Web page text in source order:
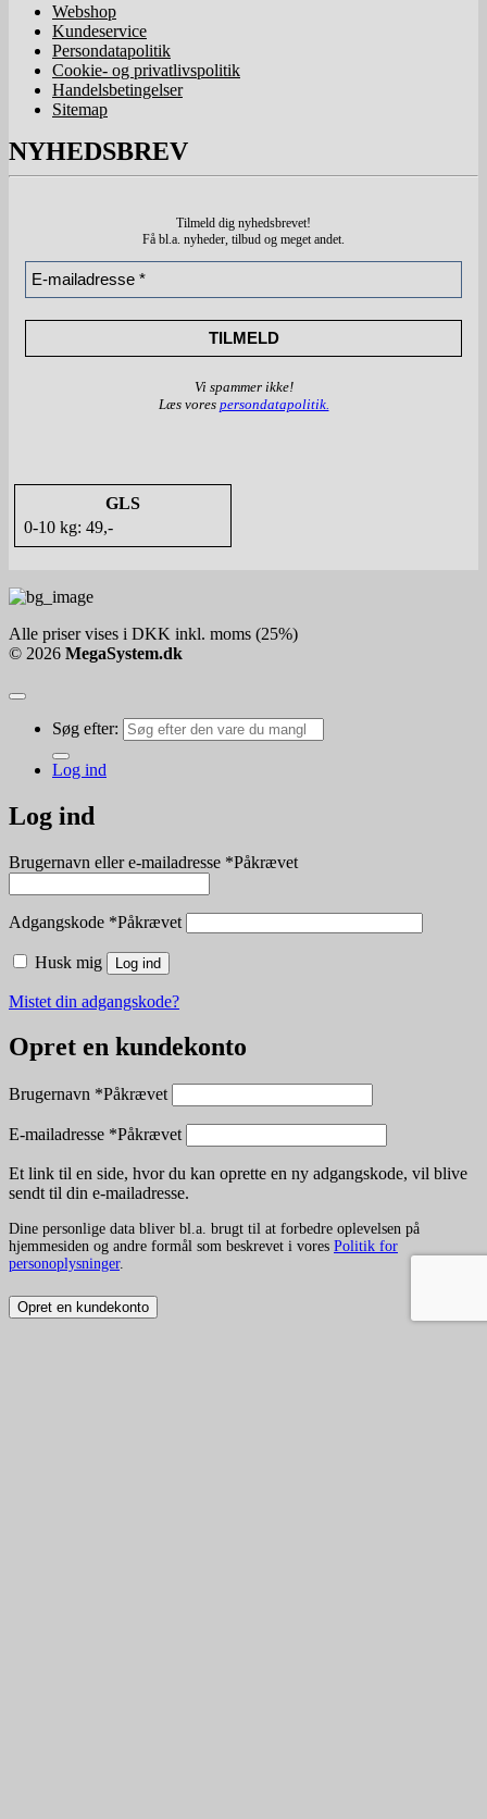
Webshop
Kundeservice
Persondatapolitik
Cookie- og privatlivspolitik
Handelsbetingelser
Sitemap
NYHEDSBREV
Tilmeld dig nyhedsbrevet!
Få bl.a. nyheder, tilbud og meget andet.
Vi spammer ikke!
Læs vores persondatapolitik.
GLS
0-10 kg: 49,-
Alle priser vises i DKK inkl. moms (25%)
© 2026 MegaSystem.dk
Søg efter:
Log ind
Log ind
Brugernavn eller e-mailadresse *Påkrævet
Adgangskode *Påkrævet
Husk mig Log ind
Mistet din adgangskode?
Opret en kundekonto
Brugernavn *Påkrævet
E-mailadresse *Påkrævet
Et link til en side, hvor du kan oprette en ny adgangskode, vil blive
sendt til din e-mailadresse.
Dine personlige data bliver bl.a. brugt til at forbedre oplevelsen på
hjemmesiden og andre formål som beskrevet i vores Politik for
personoplysninger.
Opret en kundekonto